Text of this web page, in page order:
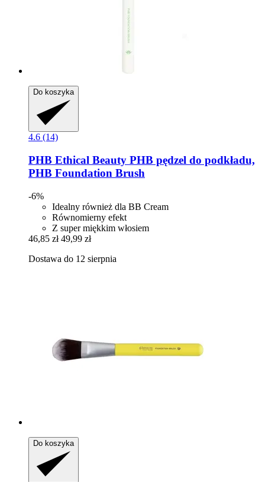
Do koszyka
4.6 (14)
PHB Ethical Beauty PHB pędzel do podkładu,
PHB Foundation Brush
-6%
Idealny również dla BB Cream
Równomierny efekt
Z super miękkim włosiem
46,85 zł 49,99 zł
Dostawa do 12 sierpnia
Do koszyka